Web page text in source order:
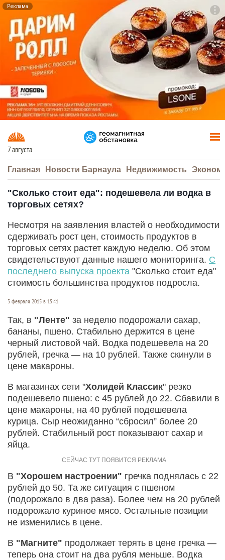
Реклама
7 августа
Главная Новости Барнаула Недвижимость
"Сколько стоит еда": подешевела ли водка в
торговых сетях?
Несмотря на заявления властей о необходимости
сдерживать рост цен, стоимость продуктов в
торговых сетях растет каждую неделю. Об этом
свидетельствуют данные нашего мониторинга. С
последнего выпуска проекта "Сколько стоит еда"
стоимость большинства продуктов подросла.
3 февраля 2015 в 15:41
Так, в "Ленте" за неделю подорожали сахар,
бананы, пшено. Стабильно держится в цене
черный листовой чай. Водка подешевела на 20
рублей, гречка — на 10 рублей. Также скинули в
цене макароны.
В магазинах сети "Холидей Классик" резко
подешевело пшено: с 45 рублей до 22. Сбавили в
цене макароны, на 40 рублей подешевела
курица. Сыр неожиданно “сбросил” более 20
рублей. Стабильный рост показывают сахар и
яйца.
В "Хорошем настроении" гречка поднялась с 22
рублей до 50. Та же ситуация с пшеном
(подорожало в два раза). Более чем на 20 рублей
подорожало куриное мясо. Остальные позиции
не изменились в цене.
В "Магните" продолжает терять в цене гречка —
теперь она стоит на два рубля меньше. Водка